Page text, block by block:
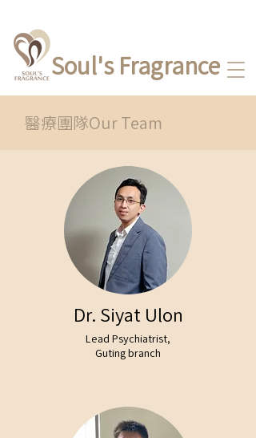
Soul's Fragrance
醫療團隊Our Team
Dr. Siyat Ulon
Lead Psychiatrist,
Guting branch